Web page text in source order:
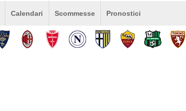
Calendari Scommesse Pronostici